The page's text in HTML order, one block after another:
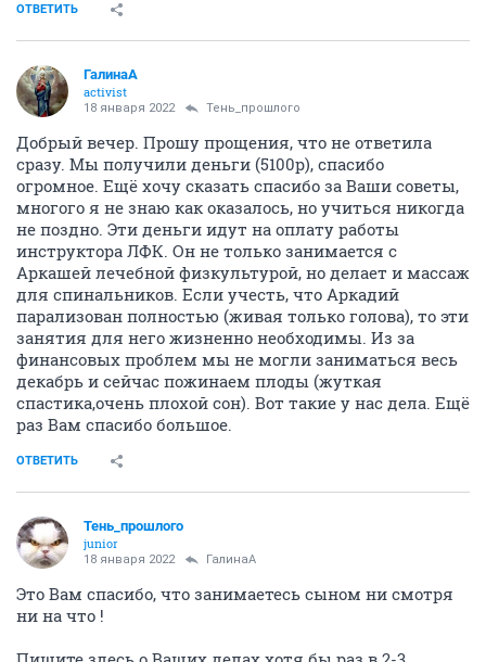
ОТВЕТИТЬ
ГалинаА
activist
18 января 2022 Тень_прошлого
Добрый вечер. Прошу прощения, что не ответила
сразу. Мы получили деньги (5100р), спасибо
огромное. Ещё хочу сказать спасибо за Ваши советы,
многого я не знаю как оказалось, но учиться никогда
не поздно. Эти деньги идут на оплату работы
инструктора ЛФК. Он не только занимается с
Аркашей лечебной физкультурой, но делает и массаж
для спинальников. Если учесть, что Аркадий
парализован полностью (живая только голова), то эти
занятия для него жизненно необходимы. Из за
финансовых проблем мы не могли заниматься весь
декабрь и сейчас пожинаем плоды (жуткая
спастика,очень плохой сон). Вот такие у нас дела. Ещё
раз Вам спасибо большое.
ОТВЕТИТЬ
Тень_прошлого
junior
18 января 2022 ГалинаА
Это Вам спасибо, что занимаетесь сыном ни смотря
ни на что !